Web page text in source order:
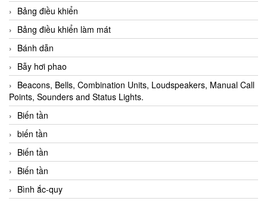
Bảng điều khiển
Bảng điều khiển làm mát
Bánh dẫn
Bẫy hơi phao
Beacons, Bells, Combination Units, Loudspeakers, Manual Call
Points, Sounders and Status Lights.
Biến tần
biến tần
Biến tần
Biến tần
Bình ắc-quy